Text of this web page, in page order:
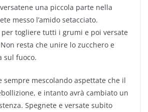
una piccola parte nella
messo l’amido setacciato.
per togliere tutti i grumi e poi versate
resta che unire lo zucchero e
sul fuoco.
sempre mescolando aspettate che il
e intanto avrà cambiato un
Spegnete e versate subito